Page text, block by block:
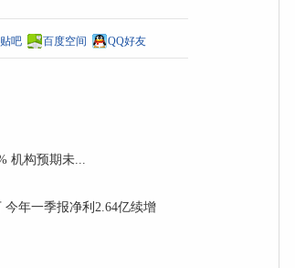
吧 百度空间 QQ好友
机构预期未...
今年一季报净利2.64亿续增